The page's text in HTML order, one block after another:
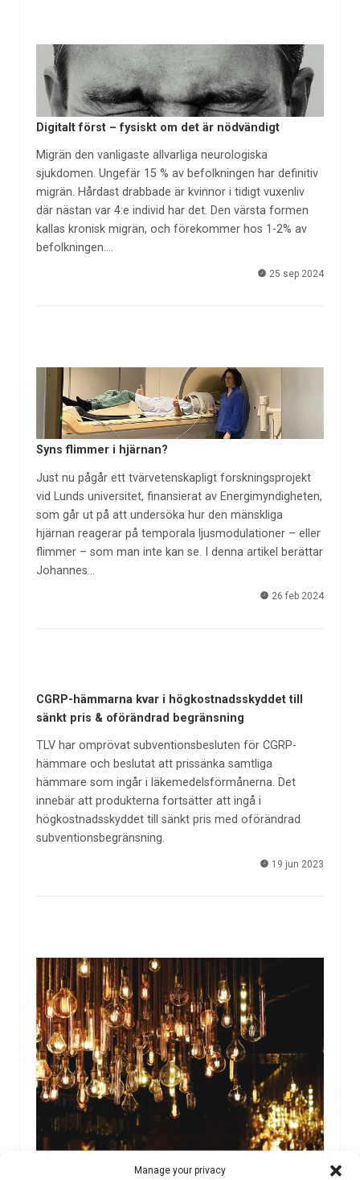
Manage your privacy
Digitalt först – fysiskt om det är nödvändigt
Migrän den vanligaste allvarliga neurologiska
sjukdomen. Ungefär 15 % av befolkningen har definitiv
migrän. Hårdast drabbade är kvinnor i tidigt vuxenliv
där nästan var 4:e individ har det. Den värsta formen
kallas kronisk migrän, och förekommer hos 1-2% av
befolkningen.…
25 sep 2024
Syns flimmer i hjärnan?
Just nu pågår ett tvärvetenskapligt forskningsprojekt
vid Lunds universitet, finansierat av Energimyndigheten,
som går ut på att undersöka hur den mänskliga
hjärnan reagerar på temporala ljusmodulationer – eller
flimmer – som man inte kan se. I denna artikel berättar
Johannes…
26 feb 2024
CGRP-hämmarna kvar i högkostnadsskyddet till
sänkt pris & oförändrad begränsning
TLV har omprövat subventionsbesluten för CGRP-
hämmare och beslutat att prissänka samtliga
hämmare som ingår i läkemedelsförmånerna. Det
innebär att produkterna fortsätter att ingå i
högkostnadsskyddet till sänkt pris med oförändrad
subventionsbegränsning.
19 jun 2023
Flimmer från led-lampor kan ge huvudvärk